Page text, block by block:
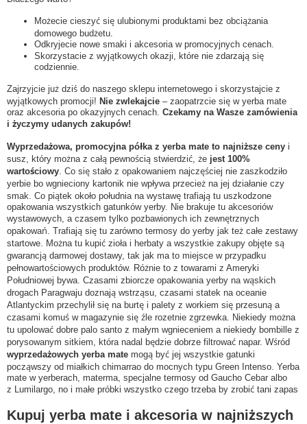
Możecie cieszyć się ulubionymi produktami bez obciążania
domowego budżetu.
Odkryjecie nowe smaki i akcesoria w promocyjnych cenach.
Skorzystacie z wyjątkowych okazji, które nie zdarzają się
codziennie.
Zajrzyjcie już dziś do naszego sklepu internetowego i skorzystajcie z
wyjątkowych promocji! Nie zwlekajcie – zaopatrzcie się w yerba mate
oraz akcesoria po okazyjnych cenach. Czekamy na Wasze zamówienia
i życzymy udanych zakupów!
Wyprzedażowa, promocyjna półka z yerba mate to najniższe ceny i
susz, który można z całą pewnością stwierdzić, że jest 100%
wartościowy. Co się stało z opakowaniem najczęściej nie zaszkodziło
yerbie bo wgnieciony kartonik nie wpływa przecież na jej działanie czy
smak. Co piątek około południa na wystawę trafiają tu uszkodzone
opakowania wszystkich gatunków yerby. Nie brakuje tu akcesoriów
wystawowych, a czasem tylko pozbawionych ich zewnętrznych
opakowań. Trafiają się tu zarówno termosy do yerby jak też całe zestawy
startowe. Można tu kupić zioła i herbaty a wszystkie zakupy objęte są
gwarancją darmowej dostawy, tak jak ma to miejsce w przypadku
pełnowartościowych produktów. Różnie to z towarami z Ameryki
Południowej bywa. Czasami zbiorcze opakowania yerby na wąskich
drogach Paragwaju doznają wstrząsu, czasami statek na oceanie
Atlantyckim przechylił się na burtę i palety z workiem się przesuną a
czasami komuś w magazynie się źle rozetnie zgrzewka. Niekiedy można
tu upolować dobre palo santo z małym wgnieceniem a niekiedy bombille z
porysowanym sitkiem, która nadal będzie dobrze filtrować napar. Wśród
wyprzedażowych yerba mate mogą być jej wszystkie gatunki
począwszy od miałkich chimarrao do mocnych typu Green Intenso. Yerba
mate w yerberach, materma, specjalne termosy od Gaucho Cebar albo
z Lumilargo, no i małe próbki wszystko czego trzeba by zrobić tani zapas
Kupuj yerba mate i akcesoria w najniższych